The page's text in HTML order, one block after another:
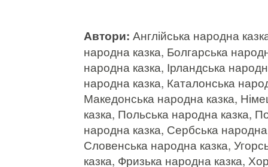
Автори: Англійська народна
народна казка, Болгарська
народна казка, Ірландська
народна казка, Каталонська
Македонська народна казка,
казка, Польська народна казка,
народна казка, Сербська
Словенська народна казка,
казка, Фризька народна казка,